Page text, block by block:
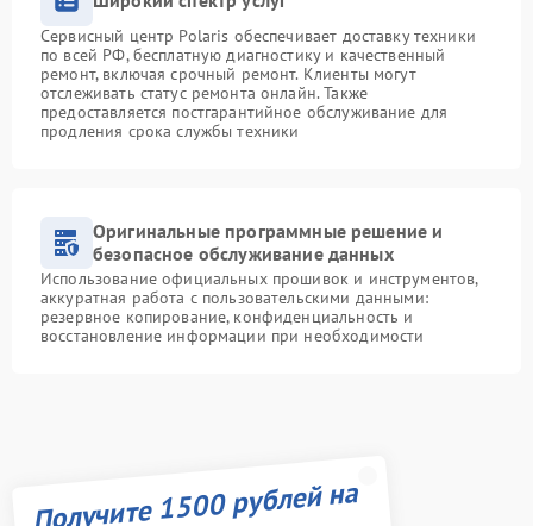
Сервисный центр Polaris обеспечивает доставку техники
по всей РФ, бесплатную диагностику и качественный
ремонт, включая срочный ремонт. Клиенты могут
отслеживать статус ремонта онлайн. Также
предоставляется постгарантийное обслуживание для
продления срока службы техники
Оригинальные программные решение и
безопасное обслуживание данных
Использование официальных прошивок и инструментов,
аккуратная работа с пользовательскими данными:
резервное копирование, конфиденциальность и
восстановление информации при необходимости
Получите 1500 рублей на